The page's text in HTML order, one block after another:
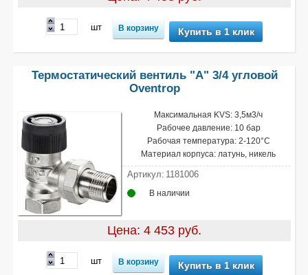
шт Купить в 1 клик
Термостатический вентиль "A" 3/4 угловой
Oventrop
Максимальная KVS: 3,5м3/ч
Рабочее давление: 10 бар
Рабочая температура: 2-120°С
Материал корпуса: латунь, никель
Артикул: 1181006
В наличии
Цена: 4 453 руб.
шт Купить в 1 клик